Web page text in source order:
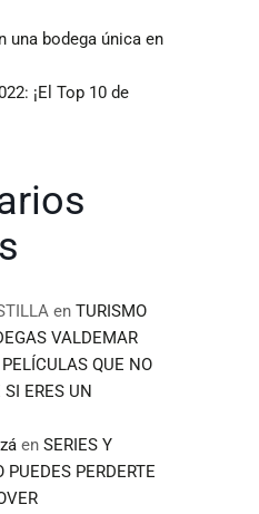
una bodega única en
¡El Top 10 de
en TURISMO
VALDEMAR
QUE NO
SI ERES UN
en SERIES Y
PERDERTE